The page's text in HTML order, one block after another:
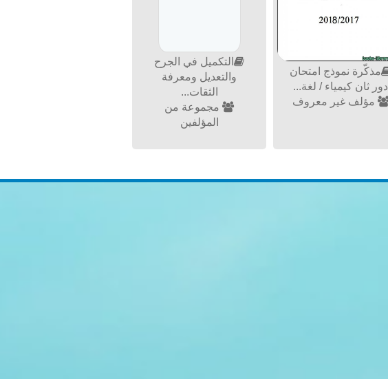
مذكّرة نموذج امتحان
دور ثان كيمياء / لغة...
مؤلف غير معروف
التكميل في الجرح
والتعديل ومعرفة
الثقات...
مجموعة من
المؤلفين